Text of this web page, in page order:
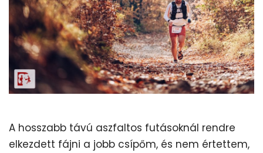
A hosszabb távú aszfaltos futásoknál rendre
elkezdett fájni a jobb csípőm, és nem értettem,